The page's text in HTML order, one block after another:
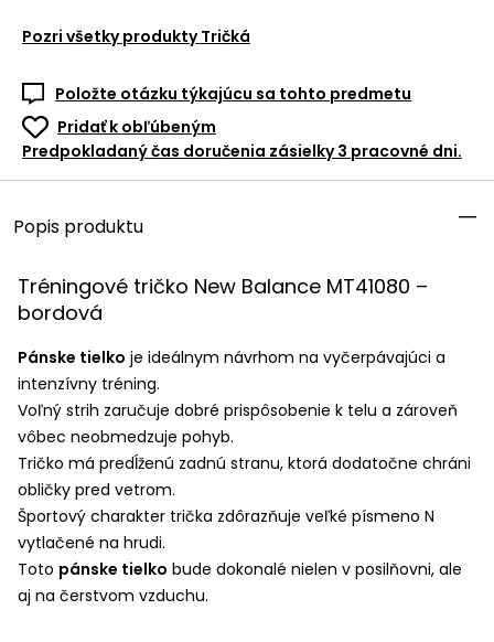
Pozri všetky produkty Tričká
Položte otázku týkajúcu sa tohto predmetu
Pridať k obľúbeným
Predpokladaný čas doručenia zásielky 3 pracovné dni.
Popis produktu
Tréningové tričko New Balance MT41080 –
bordová
Pánske tielko je ideálnym návrhom na vyčerpávajúci a
intenzívny tréning.
Voľný strih zaručuje dobré prispôsobenie k telu a zároveň
vôbec neobmedzuje pohyb.
Tričko má predĺženú zadnú stranu, ktorá dodatočne chráni
obličky pred vetrom.
Športový charakter trička zdôrazňuje veľké písmeno N
vytlačené na hrudi.
Toto pánske tielko bude dokonalé nielen v posilňovni, ale
aj na čerstvom vzduchu.